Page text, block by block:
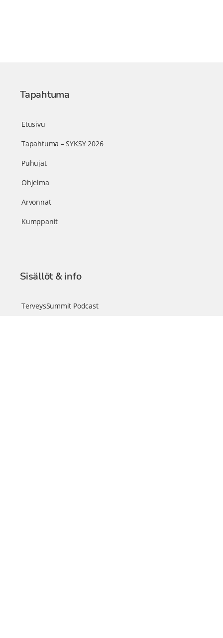
Tapahtuma
Etusivu
Tapahtuma – SYKSY 2026
Puhujat
Ohjelma
Arvonnat
Kumppanit
Sisällöt & info
TerveysSummit Podcast